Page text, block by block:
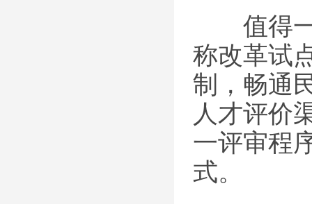
值得一
称改革试
制，畅通
人才评价
一评审程
式。